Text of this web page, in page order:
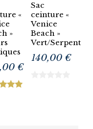
«
»
€
Sac
ceinture «
Venice
Beach »
Vert/Serpent
140,00 €